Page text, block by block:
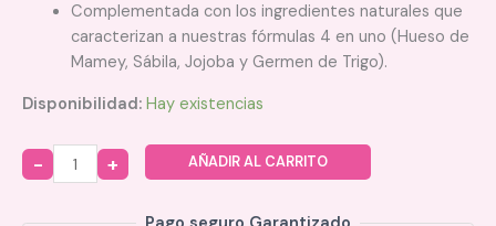
Complementada con los ingredientes naturales que
caracterizan a nuestras fórmulas 4 en uno (Hueso de
Mamey, Sábila, Jojoba y Germen de Trigo).
Disponibilidad: Hay existencias
Quantity
AÑADIR AL CARRITO